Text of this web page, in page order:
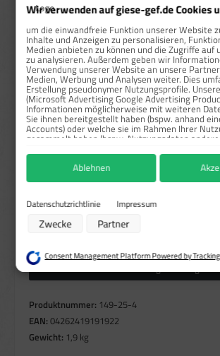
25 17,30 €* 50,57 %
ab50 16,45 €* 53 %
Preise exkl. MwSt. zzgl. Versandkosten
Sofort verfügbar, Lieferzeit: 1-3 Tage
Größeauswählen
(Diese Option ist zurzeit nicht verfügbar.)
auswählen
(Diese Option ist zurzeit nicht verfügbar.)
Produkt Anzahl: Gib den gewünschten Wert ein oder benutze die
Produktnummer: 149-25-4
EAN: 04262419191922
Gewicht: 1,9 kg
Wir verwenden auf giese-gef.de Cookies
um die einwandfreie Funktion unserer Website
Inhalte und Anzeigen zu personalisieren,
Medien anbieten zu können und die Zugriffe auf
zu analysieren. Außerdem geben wir
Verwendung unserer Website an unsere
Medien, Werbung und Analysen weiter. Dies
Erstellung pseudonymer Nutzungsprofile.
(Microsoft Advertising Google Advertising
Informationen möglicherweise mit weiteren
Sie ihnen bereitgestellt haben (bspw. anhand
Accounts) oder welche sie im Rahmen Ihrer
gesammelt haben (bspw. Nutzungsdaten
jederzeit widerrufen, indem Sie auf den
unten klicken und dort die entsprechenden
vornehmen.
Zwecke der Datenverarbeitung durch unsere
Verwendung reduzierter Daten zur Auswahl von
Verwendung von Profilen zur Auswahl personalisierter
Erstellung von Profilen zur Personalisierung von
Verwendung von Profilen zur Auswahl
Messung der Werbeleistung
Analyse von Zielgruppen durch Statistiken oder
aus verschiedenen Quellen
Entwicklung und Verbesserung der Angebote
Verwendung reduzierter Daten zur Auswahl von Inhalten
Datenschutzrichtlinie Impressum
Zwecke Partner
Ablehnen
Consent Management Platform Powered by